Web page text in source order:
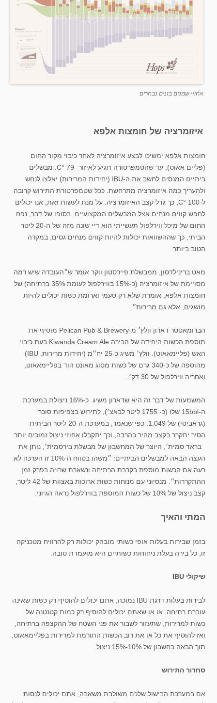
אחוזי שמנים בזנים נבחרים
איזומרציה של חומצות אלפא
חומצות אלפא ימשיכו לבצע איזומרציה לאחר כיבוי מקור החום
(פליים אאוט), עד שהטמפרטורה תגיע לאיזור- 79 °C. מבשלים
ביתיים המנסים לחשב את ה-IBU (יחידות המרירות) יאלצו לנחש
ולהעריך כמה איזומרציה מתרחשת. ככל שטמפרטורת התירוש קרובה
ל-100 °C, כך גדל קצב האיזומרציה. על מנת לעשות זאת, אנו יכולים
לחפש קווים מנחים אצל המבשלים המקצועיים. בסופו של דבר, נפח
החום של מיכל ווירלפול תעשייתי הוא דיי שונה מזה של ה-20 ליטר
הביתי, כך שההשוואות יכולות להיות קווים מנחים גסים, במקרה
הטוב ביותר.
מאט ברינילדסון, ממבשלת פיירסטון ווקר אומר ש״העובדה שיש רמה
מסויימת של איזומרציה (כ-15% בווירלפול לעומת 35% ברתיחה) של
חומצות אלפא, אומרת שלא רק טעמי וארומת כשות יכולים להיות
מושגים, אלא גם מרירות״.
הברומאסטר דארון וולץ׳ מ-Pelican Pub & Brewery מוסיף את
תוספת הכשות היחידה של הבירה Kiwanda Cream Ale בעת כיבוי
האש (פליימאאוט). וולץ׳ משיג כ-25 יח״מ (יחידות מרירות. IBU)
מהוספה של כ-340 גרם של כשות מסוג מאונט הוד בפליימאאוט,
ואחריה ווירלפול של 30 דק׳.
המשמעות של דבר זה היא שדארון משיג כ-16% ניצולת במערכת
ה-15bbl שלו (כ- 1755 ליטר לבאצ׳), לתירוש בצפיפות סוכר
(גראביטי) של 1.049. כפי שנאמר, במערכת ה-20 ליטר הביתית-
הסיר יתקרר בקצב מהיר בהרבה, וכך יתקבלו אחוזי ניצול נמוכים יותר.
בראד סמית׳, היוצר של המחשבון של מבשלת בירסמית׳, נותן את
העצה הבאה למבשלים הביתיים: ״משהו בטווח ה-10% זו הערכה לא
רעה אם הכשות מוספת בקרבת הרתיחה ונשארת שרויה בפרק זמן
ההתקררות״. מנסיוני עם מנוחות כשות ארוכות באצוות של 42 ליטר,
קצב ניצול של 10% של כשות המוספת בווירלפול נראה הגיוני.
המתי והאיך
בזמן שבירות בעלות אופי כשותי מובהק יכולות רק להרוויח מטכניקה
זו, כל בירה בעלת ניחוחות כשותיים היא מועמדת טובה.
שיקולי IBU
לבירות בעלות דרגת IBU נמוכה, אתם יכולים להוסיף רק כשות שאינה
עוברת רתיחה, או או שאתם יכולים להוסיף רק כמות קטנטנה של
כשות למרירות, שתעזור לשבור את פני השטח של ההקצפה ברתיחה,
ואז להוסיף את כל או את רוב הכשות התורמת למרירות בפליימאאוט,
תוך הבאה בחשבון של 10%-15% ניצול.
סחרור התירוש
אם במערכת הבישול שלכם משולבת משאבה, אתם יכולים לנסות